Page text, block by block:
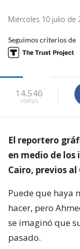
Miércoles 10 julio de
Seguimos criterios de
14.546
visitas
El reportero
en medio de los
Cairo, previos al
Puede que haya
hacer, pero
se imaginó que
pasado.